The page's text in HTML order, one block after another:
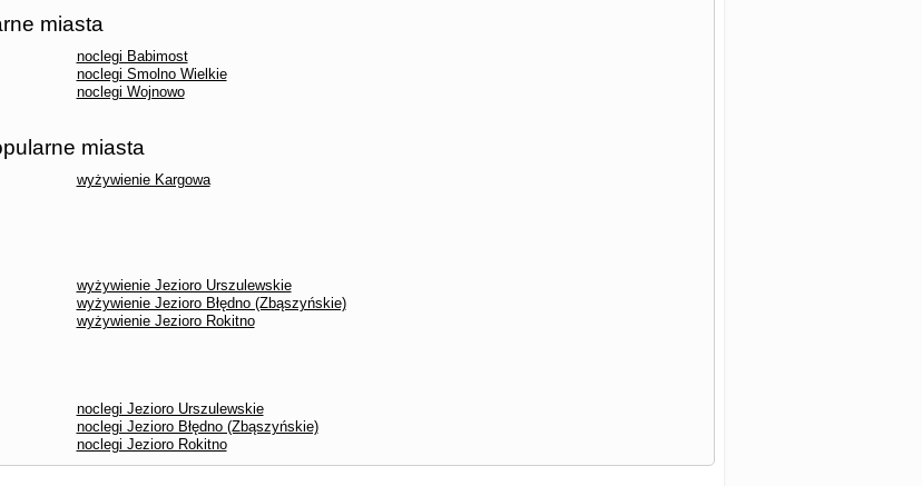
miasta
noclegi Babimost
noclegi Smolno Wielkie
noclegi Wojnowo
miasta
wyżywienie Kargowa
wyżywienie Jezioro Urszulewskie
wyżywienie Jezioro Błędno (Zbąszyńskie)
wyżywienie Jezioro Rokitno
noclegi Jezioro Urszulewskie
noclegi Jezioro Błędno (Zbąszyńskie)
noclegi Jezioro Rokitno